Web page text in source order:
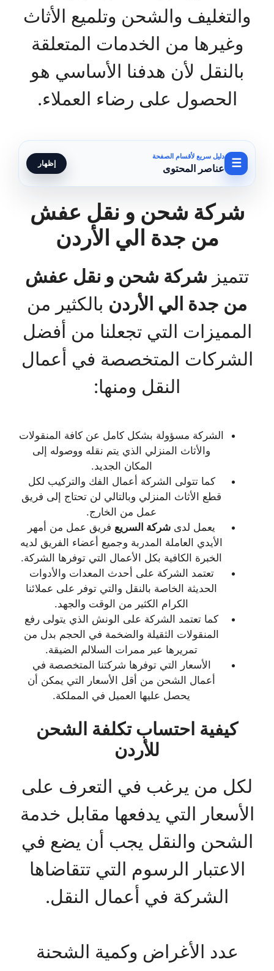
والتغليف والشحن وتلميع الأثاث
وغيرها من الخدمات المتعلقة
بالنقل لأن هدفنا الأساسي هو
الحصول على رضاء العملاء.
☰
دليل سريع لأقسام الصفحة
عناصر المحتوى
إظهار
شركة شحن و نقل عفش
من جدة الي الأردن
تتميز شركة شحن و نقل عفش
من جدة الي الأردن بالكثير من
المميزات التي تجعلنا من أفضل
الشركات المتخصصة في أعمال
النقل ومنها:
الشركة مسؤولة بشكل كامل عن كافة المنقولات
والأثاث المنزلي الذي يتم نقله ووصوله إلى
المكان الجديد.
كما تتولى الشركة أعمال الفك والتركيب لكل
قطع الأثاث المنزلي وبالتالي لن تحتاج إلى فريق
عمل من الخارج.
يعمل لدى شركة السريع فريق عمل من أمهر
الأيدي العاملة المدربة وجميع أعضاء الفريق لديه
الخبرة الكافية بكل الأعمال التي توفرها الشركة.
تعتمد الشركة على أحدث المعدات والأدوات
الحديثة الخاصة بالنقل والتي توفر على عملائنا
الكرام الكثير من الوقت والجهد.
كما تعتمد الشركة على الونش الذي يتولى رفع
المنقولات الثقيلة والضخمة في الحجم بدل من
تمريرها عبر ممرات السلالم الضيقة.
الأسعار التي توفرها شركتنا المتخصصة في
أعمال الشحن من أقل الأسعار التي يمكن أن
يحصل عليها العميل في المملكة.
كيفية احتساب تكلفة الشحن
للأردن
لكل من يرغب في التعرف على
الأسعار التي يدفعها مقابل خدمة
الشحن والنقل يجب أن يضع في
الاعتبار الرسوم التي تتقاضاها
الشركة في أعمال النقل.
عدد الأغراض وكمية الشحنة